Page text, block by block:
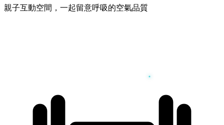
親子互動空間，一起留意呼吸的空氣品質